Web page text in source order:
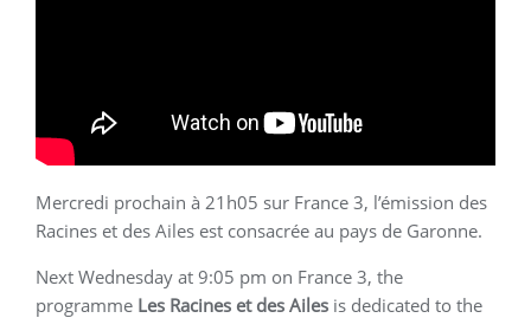
Mercredi prochain à 21h05 sur France 3, l’émission des
Racines et des Ailes est consacrée au pays de Garonne.
Next Wednesday at 9:05 pm on France 3, the
programme Les Racines et des Ailes is dedicated to the